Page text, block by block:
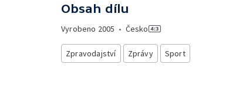
Obsah dílu
Vyrobeno 2005 • Česko
Zpravodajství Zprávy Sport